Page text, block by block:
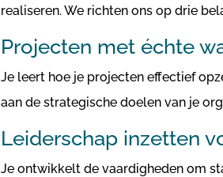
realiseren. We richten ons op drie
Projecten met échte
Je leert hoe je projecten effectief
aan de strategische doelen van je
Leiderschap inzetten
Je ontwikkelt de vaardigheden om